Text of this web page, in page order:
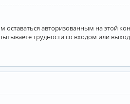
оставаться авторизованным на
трудности со входом или